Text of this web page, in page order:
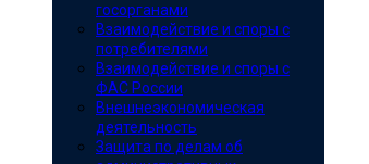
госорганами
Взаимодействие и споры с
потребителями
Взаимодействие и споры с
ФАС России
Внешнеэкономическая
деятельность
Защита по делам об